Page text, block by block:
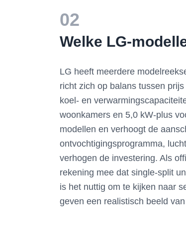
02
Welke LG-
LG heeft meerdere
richt zich op balans tussen
koel- en
woonkamers en 5,0 kW-plus
modellen en verhoogt de
ontvochtigingsprogramma,
verhogen de investering. Als
rekening mee dat single-split
is het nuttig om te kijken naar
geven een realistisch beeld